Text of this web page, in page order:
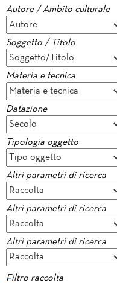
Autore / Ambito culturale
Soggetto / Titolo
Materia e tecnica
Datazione
Tipologia oggetto
Altri parametri di ricerca
Altri parametri di ricerca
Altri parametri di ricerca
Filtro raccolta